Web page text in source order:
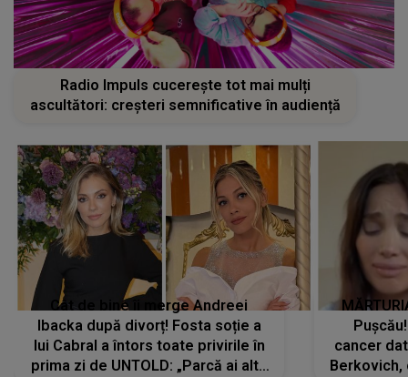
Radio Impuls cucerește tot mai mulți
ascultători: creșteri semnificative în audiență
Cât de bine îi merge Andreei
Ibacka după divorț! Fosta soție a
lui Cabral a întors toate privirile în
prima zi de UNTOLD: „Parcă ai altă
cancer